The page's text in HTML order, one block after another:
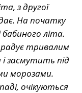
з другої
На початку
літа.
тривалим
і засмутить під
морозами.
очікуються